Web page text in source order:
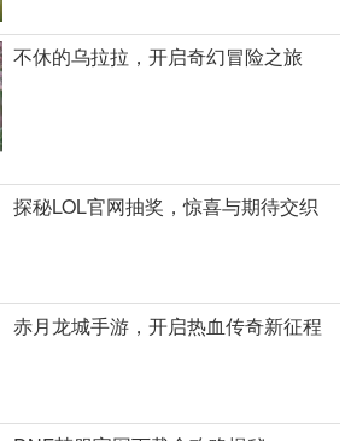
不休的乌拉拉，开启奇幻冒险之旅
探秘LOL官网抽奖，惊喜与期待交织
赤月龙城手游，开启热血传奇新征程